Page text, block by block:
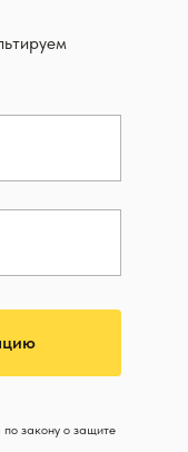
закону о защите